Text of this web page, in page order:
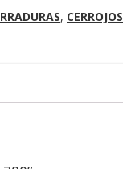
, CERROJOS